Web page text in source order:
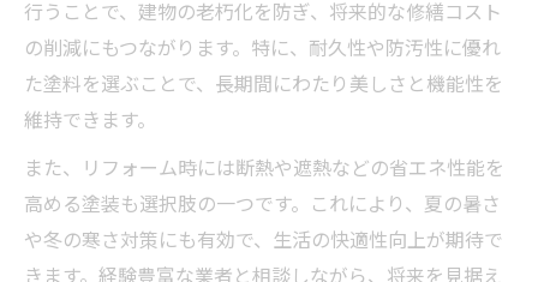
行うことで、建物の老朽化を防ぎ、将来的な修繕コスト
の削減にもつながります。特に、耐久性や防汚性に優れ
た塗料を選ぶことで、長期間にわたり美しさと機能性を
維持できます。
また、リフォーム時には断熱や遮熱などの省エネ性能を
高める塗装も選択肢の一つです。これにより、夏の暑さ
や冬の寒さ対策にも有効で、生活の快適性向上が期待で
きます。経験豊富な業者と相談しながら、将来を見据え